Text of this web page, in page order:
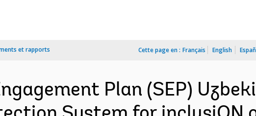
et rapports Cette page en : Français English
Plan (SEP)